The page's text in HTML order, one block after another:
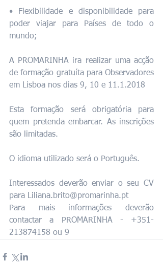
• Flexibilidade e disponibilidade para
poder viajar para Países de todo o
mundo;
A PROMARINHA ira realizar uma acção
de formação gratuíta para Observadores
em Lisboa nos dias 9, 10 e 11.1.2018
Esta formação será obrigatória para
quem pretenda embarcar. As inscrições
são limitadas.
O idioma utilizado será o Português.
Interessados deverão enviar o seu CV
para Liliana.brito@promarinha.pt
Para mais informações deverão
contactar a PROMARINHA - +351-
213874158 ou 9